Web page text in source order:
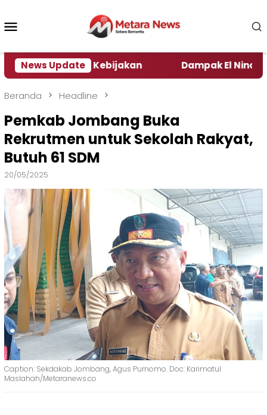
konten
News Update
Kebijakan Dampak El Nino, Sejumlah
Beranda Headline
Pemkab Jombang Buka
Rekrutmen untuk Sekolah Rakyat,
Butuh 61 SDM
20/05/2025
Caption: Sekdakab Jombang, Agus Purnomo. Doc: Karimatul
Maslahah/Metaranews.co